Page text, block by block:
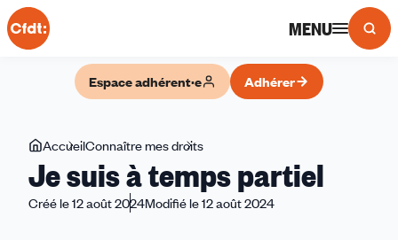
Panneau de gestion des cookies
MENU
Espace adhérent·e Adhérer
Vous
êtes
ici
AccueilConnaître mes droits
suis
à
Je suis à temps partiel
Créé le 12 août 2024Modifié le 12 août 2024